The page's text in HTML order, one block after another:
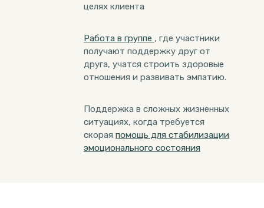
целях клиента
Работа в группе , где участники
получают поддержку друг от
друга, учатся строить здоровые
отношения и развивать эмпатию.
Поддержка в сложных жизненных
ситуациях, когда требуется
скорая помощь для стабилизации
эмоционального состояния